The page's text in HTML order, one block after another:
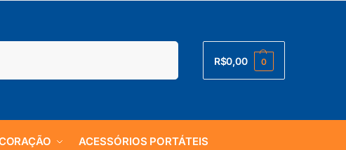
R$0,00 0
ACESSÓRIOS PORTÁTEIS